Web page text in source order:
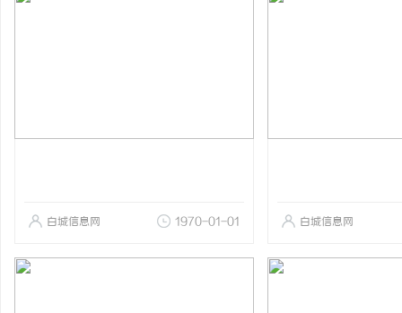
白城信息网 1970-01-01 白城信息网